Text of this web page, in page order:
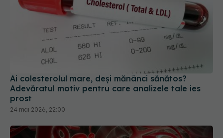
Ai colesterolul mare, deși mănânci sănătos?
Adevăratul motiv pentru care analizele tale ies
prost
24 mai 2026, 22:00